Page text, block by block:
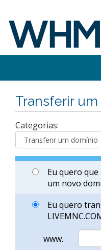
Transferir
Categorias:
Eu quero que
um novo
Eu quero
www.